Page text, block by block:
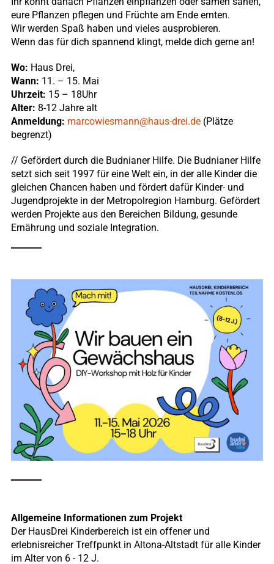
eure Pflanzen pflegen und Früchte am Ende ernten.
Wir werden Spaß haben und vieles ausprobieren.
Wenn das für dich spannend klingt, melde dich gerne an!
Wo: Haus Drei,
Wann: 11. – 15. Mai
Uhrzeit: 15 – 18Uhr
Alter: 8-12 Jahre alt
Anmeldung: marcowiesmann@haus-drei.de(Plätze
begrenzt)
// Gefördert durch die Budnianer Hilfe. Die Budnianer Hilfe
setzt sich seit 1997 für eine Welt ein, in der alle Kinder die
gleichen Chancen haben und fördert dafür Kinder- und
Jugendprojekte in der Metropolregion Hamburg. Gefördert
werden Projekte aus den Bereichen Bildung, gesunde
Ernährung und soziale Integration.
Allgemeine Informationen zum Projekt
Der HausDrei Kinderbereich ist ein offener und
erlebnisreicher Treffpunkt in Altona-Altstadt für alle Kinder
im Alter von 6 - 12 J.